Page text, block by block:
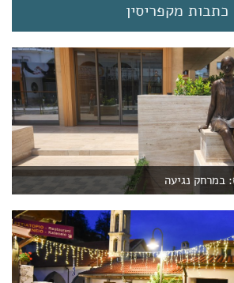
כתבות מקפריסין